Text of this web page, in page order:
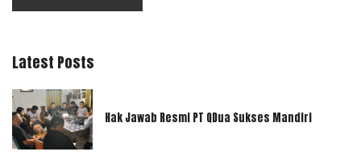
Latest Posts
Hak Jawab Resmi PT QDua Sukses Mandiri